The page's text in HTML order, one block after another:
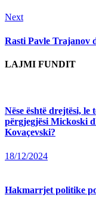
NextNext
Rasti Pavle Trajanov
LAJMI FUNDIT
Nëse është drejtësi,
përgjegjësi Mickoski
Kovaçevski?
18/12/2024
Hakmarrjet politike